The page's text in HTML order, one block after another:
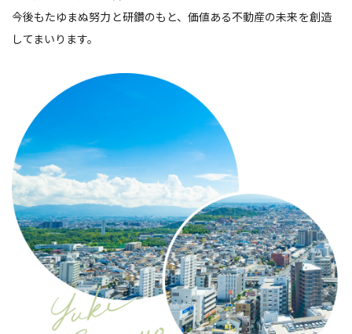
今後もたゆまぬ努力と研鑽のもと、価値ある不動産の未来を創造
してまいります。